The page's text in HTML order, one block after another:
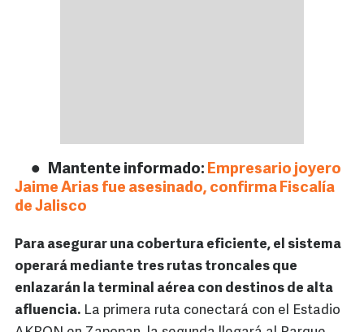
Mantente informado: Empresario joyero
Jaime Arias fue asesinado, confirma Fiscalía
de Jalisco
Para asegurar una cobertura eficiente, el sistema
operará mediante tres rutas troncales que
enlazarán la terminal aérea con destinos de alta
afluencia. La primera ruta conectará con el Estadio